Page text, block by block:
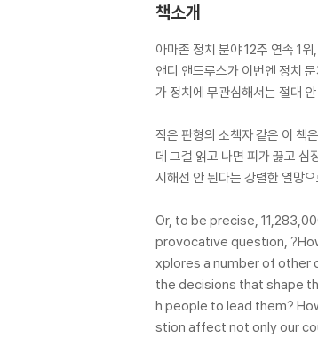
책소개
아마존 정치 분야 12주 연속 1위
앤디 앤드루스가 이번엔 정치
가 정치에 무관심해서는 절대
작은 판형의 소책자 같은 이 책
데 그걸 읽고 나면 피가 끓고 심
시해선 안 된다는 강렬한 열망
Or, to be precise,
provocative question,
xplores a number of other
the decisions that shape
h people to lead them?
stion affect not only our